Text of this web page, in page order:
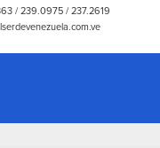
/239.0975 /237.2619